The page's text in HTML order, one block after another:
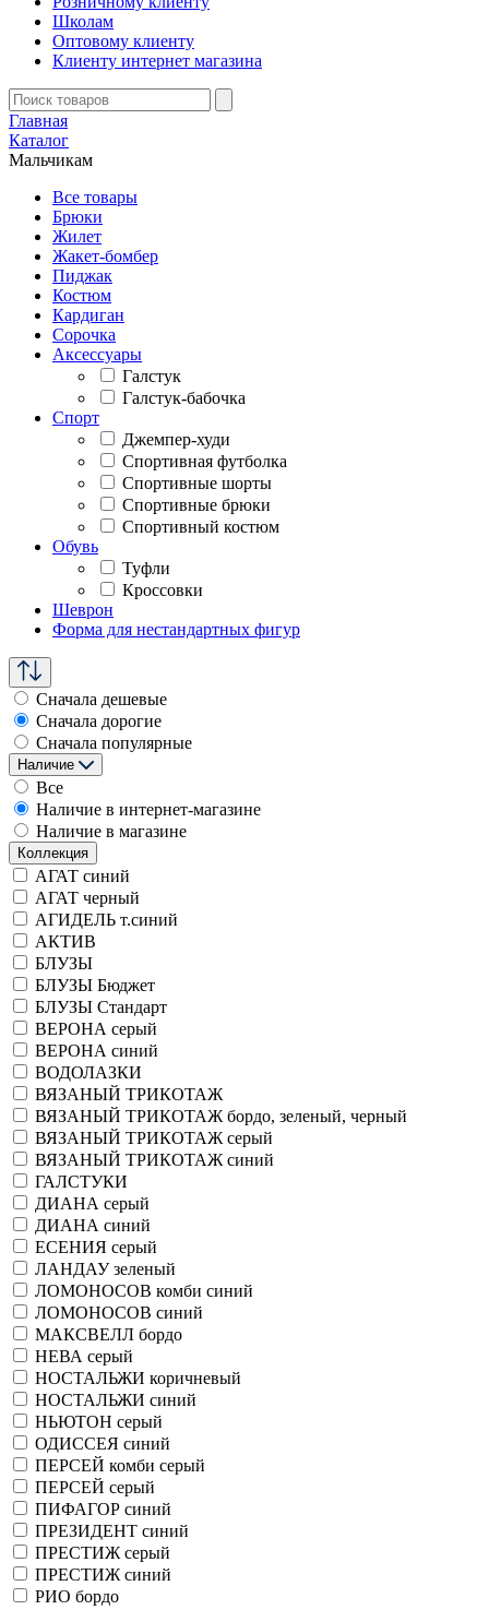
Школам
Оптовому клиенту
Клиенту интернет магазина
Главная
Каталог
Мальчикам
Все товары
Брюки
Жилет
Жакет-бомбер
Пиджак
Костюм
Кардиган
Сорочка
Аксессуары
Галстук
Галстук-бабочка
Спорт
Джемпер-худи
Спортивная футболка
Спортивные шорты
Спортивные брюки
Спортивный костюм
Обувь
Туфли
Кроссовки
Шеврон
Форма для нестандартных фигур
Сначала дешевые
Сначала дорогие
Сначала популярные
Наличие
Все
Наличие в интернет-магазине
Наличие в магазине
Коллекция
АГАТ синий
АГАТ черный
АГИДЕЛЬ т.синий
АКТИВ
БЛУЗЫ
БЛУЗЫ Бюджет
БЛУЗЫ Стандарт
ВЕРОНА серый
ВЕРОНА синий
ВОДОЛАЗКИ
ВЯЗАНЫЙ ТРИКОТАЖ
ВЯЗАНЫЙ ТРИКОТАЖ бордо, зеленый, черный
ВЯЗАНЫЙ ТРИКОТАЖ серый
ВЯЗАНЫЙ ТРИКОТАЖ синий
ГАЛСТУКИ
ДИАНА серый
ДИАНА синий
ЕСЕНИЯ серый
ЛАНДАУ зеленый
ЛОМОНОСОВ комби синий
ЛОМОНОСОВ синий
МАКСВЕЛЛ бордо
НЕВА серый
НОСТАЛЬЖИ коричневый
НОСТАЛЬЖИ синий
НЬЮТОН серый
ОДИССЕЯ синий
ПЕРСЕЙ комби серый
ПЕРСЕЙ серый
ПИФАГОР синий
ПРЕЗИДЕНТ синий
ПРЕСТИЖ серый
ПРЕСТИЖ синий
РИО бордо